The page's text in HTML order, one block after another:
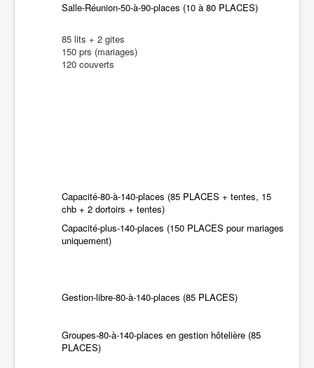
Salle-Réunion-50-à-90-places (10 à 80 PLACES)
85 lits + 2 gites
150 prs (mariages)
120 couverts
Capacité-80-à-140-places (85 PLACES + tentes, 15
chb + 2 dortoirs + tentes)
Capacité-plus-140-places (150 PLACES pour mariages
uniquement)
Gestion-libre-80-à-140-places (85 PLACES)
Groupes-80-à-140-places en gestion hôtelière (85
PLACES)